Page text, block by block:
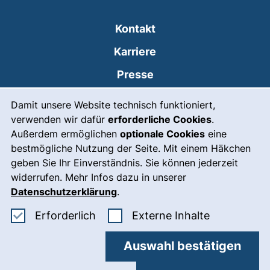
Damit unsere Website technisch funktioniert,
verwenden wir dafür erforderliche Cookies.
Außerdem ermöglichen optionale Cookies eine
bestmögliche Nutzung der Seite. Mit einem Häkchen
geben Sie Ihr Einverständnis. Sie können jederzeit
widerrufen. Mehr Infos dazu in unserer
Datenschutzerklärung.
Erforderlich Erforderliche Cookies akzeptieren
Externe Inhalte: Externe
Auswahl bestätigen
Kontakt
Karriere
Presse
Leichte Sprache
Gebärdensprache
Notfall(externer Link, öffnet
Impressum
Barrierefreiheit
Datenschutz